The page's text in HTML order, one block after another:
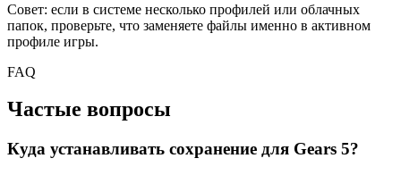
Совет: если в системе несколько профилей или облачных
папок, проверьте, что заменяете файлы именно в активном
профиле игры.
FAQ
Частые вопросы
Куда устанавливать сохранение для Gears 5?